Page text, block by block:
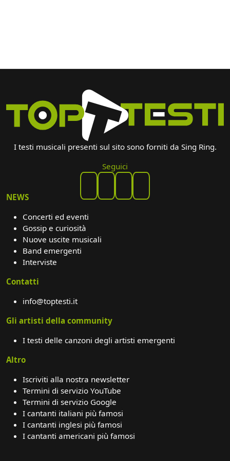
I testi musicali presenti sul sito sono forniti da Sing Ring.
Seguici
NEWS
Concerti ed eventi
Gossip e curiosità
Nuove uscite musicali
Band emergenti
Interviste
Contatti
info@toptesti.it
Gli artisti della community
I testi delle canzoni degli artisti emergenti
Altro
Iscriviti alla nostra newsletter
Termini di servizio YouTube
Termini di servizio Google
I cantanti italiani più famosi
I cantanti inglesi più famosi
I cantanti americani più famosi